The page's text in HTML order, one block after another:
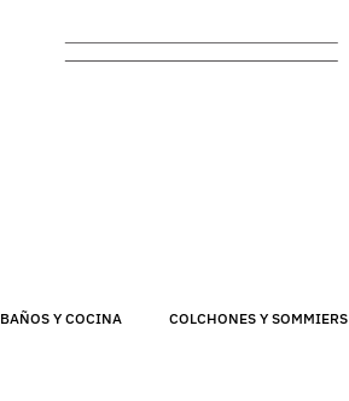
BAÑOS Y COCINA COLCHONES Y SOMMIERS